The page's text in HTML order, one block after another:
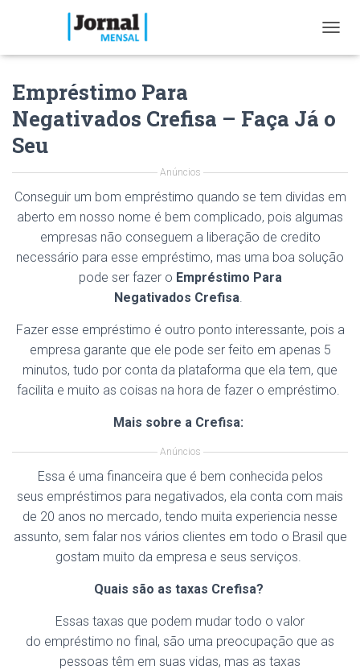
O
E
G
T
O
Empréstimo Para
Negativados Crefisa – Faça Já o
Seu
Anúncios
Conseguir um bom empréstimo quando se tem dividas em
aberto em nosso nome é bem complicado, pois algumas
empresas não conseguem a liberação de credito
necessário para esse empréstimo, mas uma boa solução
pode ser fazer o Empréstimo Para
Negativados Crefisa.
Fazer esse empréstimo é outro ponto interessante, pois a
empresa garante que ele pode ser feito em apenas 5
minutos, tudo por conta da plataforma que ela tem, que
facilita e muito as coisas na hora de fazer o empréstimo.
Mais sobre a Crefisa:
Anúncios
Essa é uma financeira que é bem conhecida pelos
seus empréstimos para negativados, ela conta com mais
de 20 anos no mercado, tendo muita experiencia nesse
assunto, sem falar nos vários clientes em todo o Brasil que
gostam muito da empresa e seus serviços.
Quais são as taxas Crefisa?
Essas taxas que podem mudar todo o valor
do empréstimo no final, são uma preocupação que as
pessoas têm em suas vidas, mas as taxas